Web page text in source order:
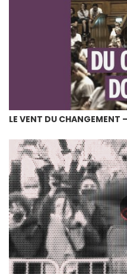
LE VENT DU CHANGEMENT